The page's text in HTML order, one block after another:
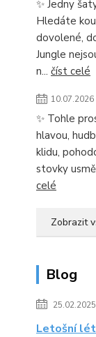
✨ Jedny
Hledáte
dovolené,
Jungle
n... číst celé
10.07.2026
✨ Tohle
hlavou,
klidu,
stovky
celé
Zobrazit
Blog
25.02.2025
Letošní